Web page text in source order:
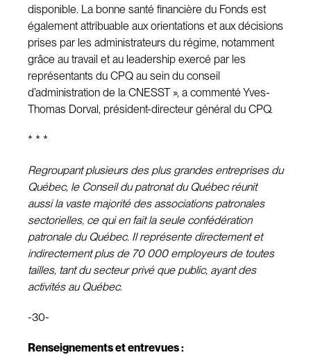
disponible. La bonne santé financière du Fonds est
également attribuable aux orientations et aux décisions
prises par les administrateurs du régime, notamment
grâce au travail et au leadership exercé par les
représentants du CPQ au sein du conseil
d’administration de la CNESST », a commenté Yves-
Thomas Dorval, président-directeur général du CPQ.
* * *
Regroupant plusieurs des plus grandes entreprises du
Québec, le Conseil du patronat du Québec réunit
aussi la vaste majorité des associations patronales
sectorielles, ce qui en fait la seule confédération
patronale du Québec. Il représente directement et
indirectement plus de 70 000 employeurs de toutes
tailles, tant du secteur privé que public, ayant des
activités au Québec.
-30-
Renseignements et entrevues :